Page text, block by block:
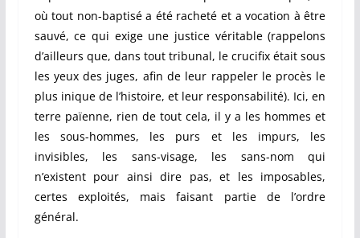
où tout non-baptisé a été racheté et a vocation à être
sauvé, ce qui exige une justice véritable (rappelons
d’ailleurs que, dans tout tribunal, le crucifix était sous
les yeux des juges, afin de leur rappeler le procès le
plus inique de l’histoire, et leur responsabilité). Ici, en
terre païenne, rien de tout cela, il y a les hommes et
les sous-hommes, les purs et les impurs, les
invisibles, les sans-visage, les sans-nom qui
n’existent pour ainsi dire pas, et les imposables,
certes exploités, mais faisant partie de l’ordre
général.